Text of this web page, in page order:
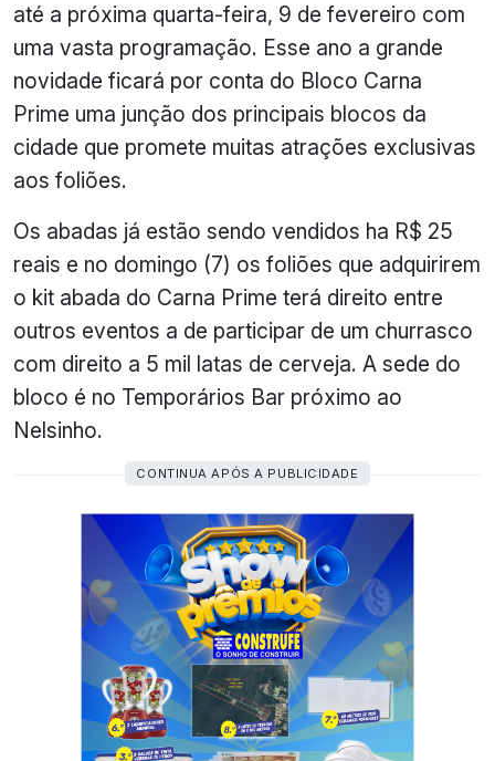
até a próxima quarta-feira, 9 de fevereiro com
uma vasta programação. Esse ano a grande
novidade ficará por conta do Bloco Carna
Prime uma junção dos principais blocos da
cidade que promete muitas atrações exclusivas
aos foliões.
Os abadas já estão sendo vendidos ha R$ 25
reais e no domingo (7) os foliões que adquirirem
o kit abada do Carna Prime terá direito entre
outros eventos a de participar de um churrasco
com direito a 5 mil latas de cerveja. A sede do
bloco é no Temporários Bar próximo ao
Nelsinho.
CONTINUA APÓS A PUBLICIDADE